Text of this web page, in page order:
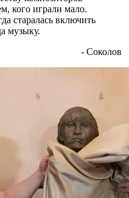
кого играли мало.
старалась включить
музыку.
- Соколов